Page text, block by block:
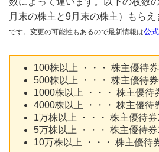
月末の株主と9月末の株主）もらえ
です。変更の可能性もあるので最新情報は公
100株以上 ・・・ 株主優待
500株以上 ・・・ 株主優待
1000株以上 ・・・ 株主優待
4000株以上 ・・・ 株主優待
1万株以上 ・・・ 株主優待券
5万株以上 ・・・ 株主優待券
10万株以上 ・・・ 株主優待